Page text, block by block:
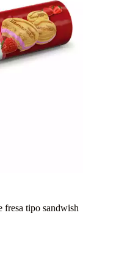
fresa tipo sandwish